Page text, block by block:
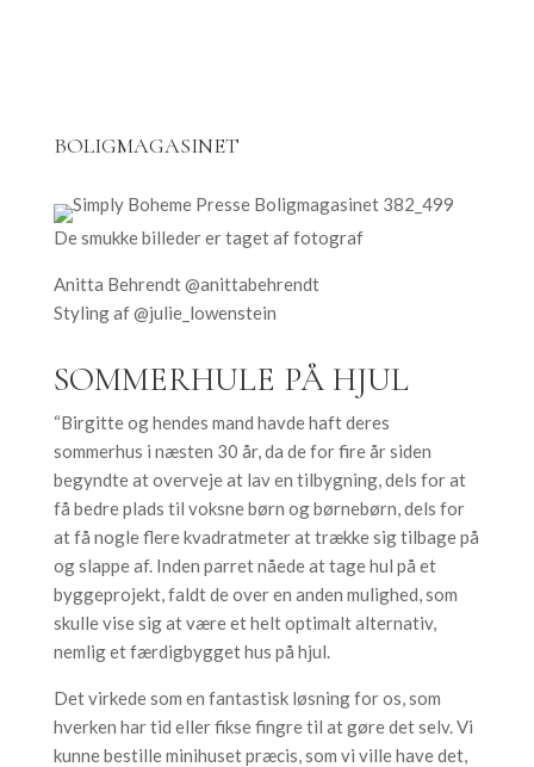
BOLIGMAGASINET
De smukke billeder er taget af fotograf
Anitta Behrendt @anittabehrendt
Styling af @julie_lowenstein
SOMMERHULE PÅ HJUL
“Birgitte og hendes mand havde haft deres
sommerhus i næsten 30 år, da de for fire år siden
begyndte at overveje at lav en tilbygning, dels for at
få bedre plads til voksne børn og børnebørn, dels for
at få nogle flere kvadratmeter at trække sig tilbage på
og slappe af. Inden parret nåede at tage hul på et
byggeprojekt, faldt de over en anden mulighed, som
skulle vise sig at være et helt optimalt alternativ,
nemlig et færdigbygget hus på hjul.
Det virkede som en fantastisk løsning for os, som
hverken har tid eller fikse fingre til at gøre det selv. Vi
kunne bestille minihuset præcis, som vi ville have det,